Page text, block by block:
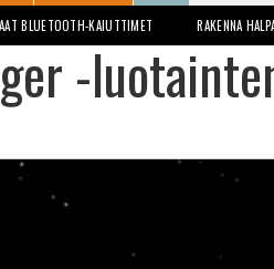
BLUETOOTH-KAIUTTIMET RAKENNA
-